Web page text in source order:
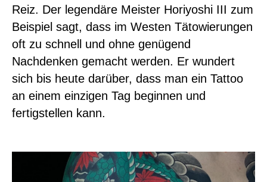
Reiz. Der legendäre Meister Horiyoshi III zum
Beispiel sagt, dass im Westen Tätowierungen
oft zu schnell und ohne genügend
Nachdenken gemacht werden. Er wundert
sich bis heute darüber, dass man ein Tattoo
an einem einzigen Tag beginnen und
fertigstellen kann.